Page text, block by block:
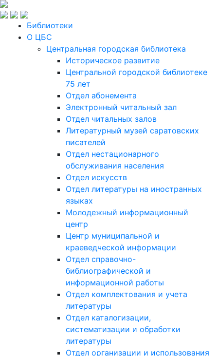
Библиотеки
О ЦБС
Центральная городская библиотека
Историческое развитие
Центральной городской библиотеке
75 лет
Отдел абонемента
Электронный читальный зал
Отдел читальных залов
Литературный музей саратовских
писателей
Отдел нестационарного
обслуживания населения
Отдел искусств
Отдел литературы на иностранных
языках
Молодежный информационный
центр
Центр муниципальной и
краеведческой информации
Отдел справочно-
библиографической и
информационной работы
Отдел комплектования и учета
литературы
Отдел каталогизации,
систематизации и обработки
литературы
Отдел организации и использования